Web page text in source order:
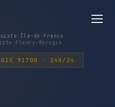
Île-de-France
Fleury-Mérogis
91700 · 24H/24